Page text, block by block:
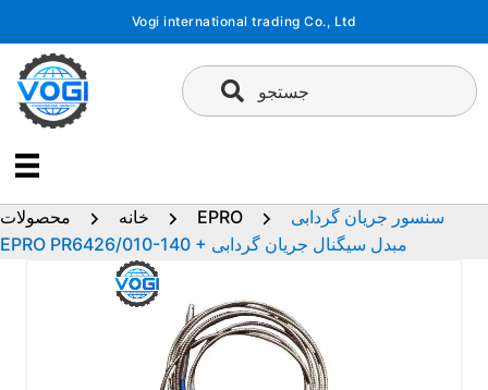
محتوا
Vogi international trading Co., Ltd
جستجو
خانه محصولات EPRO
سنسور جریان گردابی
EPRO PR6426/010-140 + مبدل سیگنال جریان گردابی